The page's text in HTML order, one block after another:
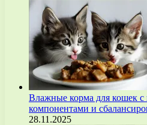
Влажные корма для кошек с
компонентами и
28.11.2025